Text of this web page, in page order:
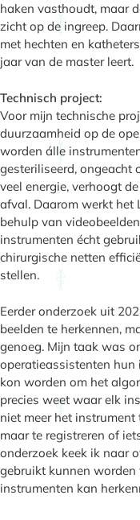
haken vasthoudt, maar
zicht op de ingreep.
met hechten en
jaar van de master leert.
Technisch project:
Voor mijn technische
duurzaamheid op de
worden álle
gesteriliseerd, ongeacht
veel energie, verhoogt
afval. Daarom werkt het
behulp van
instrumenten écht
chirurgische netten
stellen.
Eerder onderzoek uit
beelden te herkennen,
genoeg. Mijn taak was
operatieassistenten
kon worden om het
precies weet waar elk
niet meer het instrument
maar te registreren of
onderzoek keek ik naar
gebruikt kunnen
instrumenten kan